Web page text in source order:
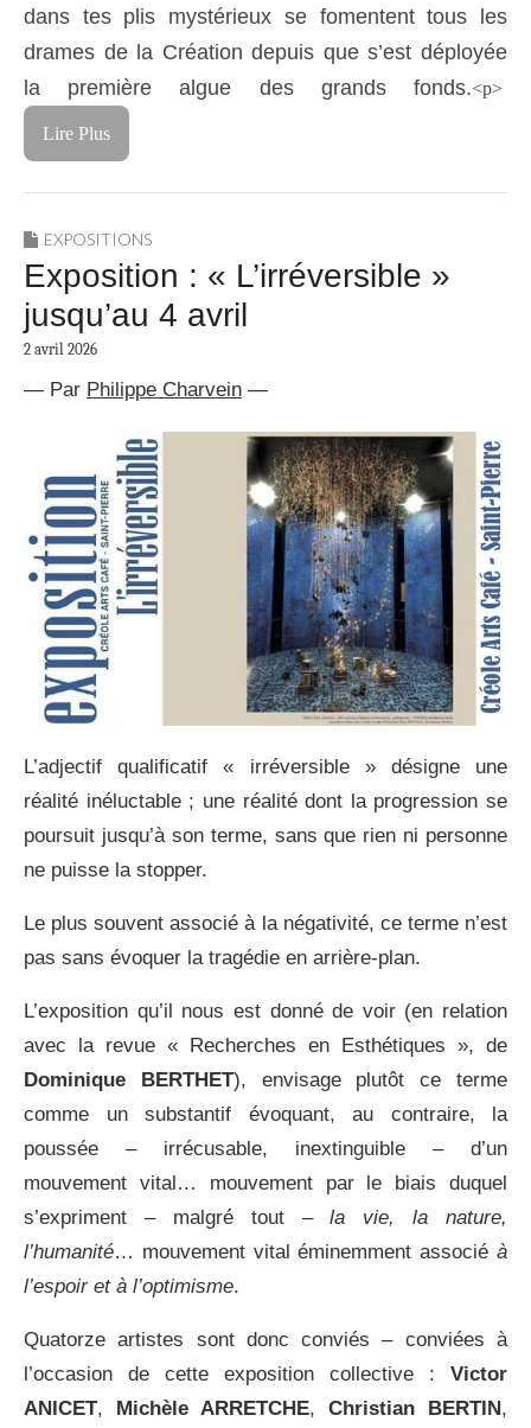
dans tes plis mystérieux se fomentent tous les
drames de la Création depuis que s’est déployée
la première algue des grands fonds.<p>
Lire Plus
EXPOSITIONS
Exposition : « L’irréversible »
jusqu’au 4 avril
2 avril 2026
— Par Philippe Charvein —
L’adjectif qualificatif « irréversible » désigne une
réalité inéluctable ; une réalité dont la progression se
poursuit jusqu’à son terme, sans que rien ni personne
ne puisse la stopper.
Le plus souvent associé à la négativité, ce terme n’est
pas sans évoquer la tragédie en arrière-plan.
L’exposition qu’il nous est donné de voir (en relation
avec la revue « Recherches en Esthétiques », de
Dominique BERTHET), envisage plutôt ce terme
comme un substantif évoquant, au contraire, la
poussée – irrécusable, inextinguible – d’un
mouvement vital… mouvement par le biais duquel
s’expriment – malgré tout –la vie, la nature,
l’humanité… mouvement vital éminemment associé à
l’espoir et à l’optimisme.
Quatorze artistes sont donc conviés – conviées à
l’occasion de cette exposition collective : Victor
ANICET, Michèle ARRETCHE, Christian BERTIN,